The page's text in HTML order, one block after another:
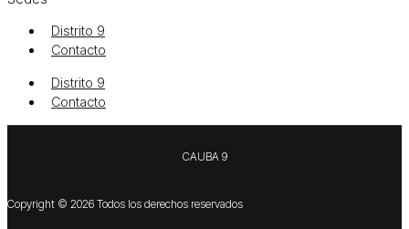
Distrito 9
Contacto
Distrito 9
Contacto
CAUBA 9
Copyright © 2026 Todos los derechos reservados